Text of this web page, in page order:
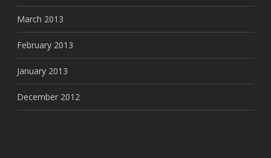
March 2013
February 2013
January 2013
December 2012